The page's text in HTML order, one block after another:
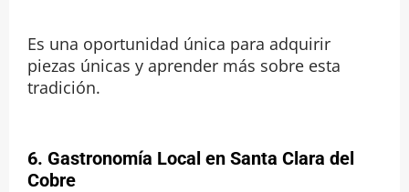
Es una oportunidad única para adquirir
piezas únicas y aprender más sobre esta
tradición.
6. Gastronomía Local en Santa Clara del
Cobre